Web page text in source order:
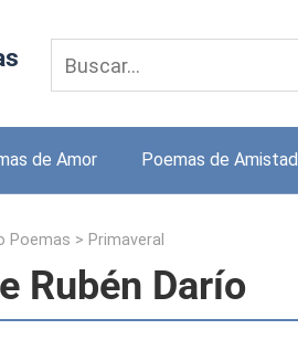
de Amor Poemas de Amistad
Poemas > Primaveral
Rubén Darío